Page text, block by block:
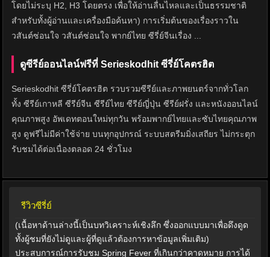
โดยไม่ระบุ H2, H3 โดยตรง เพื่อให้อ่านลื่นไหลและเป็นธรรมชาติ
สำหรับทั้งผู้อ่านและเครื่องมือค้นหา) การเริ่มต้นของเรื่องราวใน
วสันต์ซ่อนใจ วสันต์ซ่อนใจ พากย์ไทย ซีรี่ย์จีนเรื่อง ...
ดูซีรีย์ออนไลน์ฟรีที่ Serieskodhit ซีรี่ย์โคตรฮิต
Serieskodhit ซีรี่ย์โคตรฮิต รวบรวมซีรีย์และภาพยนตร์จากทั่วโลก
ทั้ง ซีรีย์เกาหลี ซีรีย์จีน ซีรีย์ไทย ซีรีย์ญี่ปุ่น ซีรีย์ฝรั่ง และหนังออนไลน์
คุณภาพสูง อัพเดทตอนใหม่ทุกวัน พร้อมพากย์ไทยและซับไทยคุณภาพ
สูง ดูฟรีไม่มีค่าใช้จ่าย บนทุกอุปกรณ์ ระบบสตรีมมิ่งเสถียร ไม่กระตุก
รับชมได้ต่อเนื่องตลอด 24 ชั่วโมง
รีวิวซีรี่ย์
(เนื้อหาด้านล่างนี้เป็นบทวิเคราะห์เชิงลึก ซึ่งออกแบบมาเพื่อดึงดูด
ทั้งผู้ชมที่ยังไม่ดูและผู้ที่ดูแล้วต้องการหาข้อมูลเพิ่มเติม)
ประสบการณ์การรับชม Spring Fever ที่เกินกว่าคาดหมาย การได้